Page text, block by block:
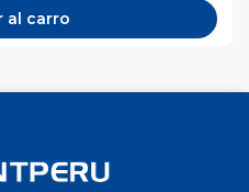
al carro